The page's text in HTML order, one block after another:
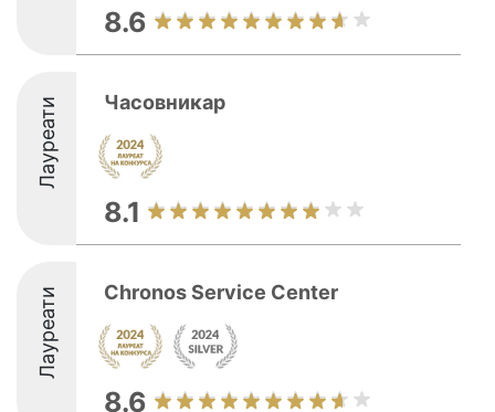
8.6
Лауреати Часовникар
8.1
Лауреати Chronos Service Center
8.6